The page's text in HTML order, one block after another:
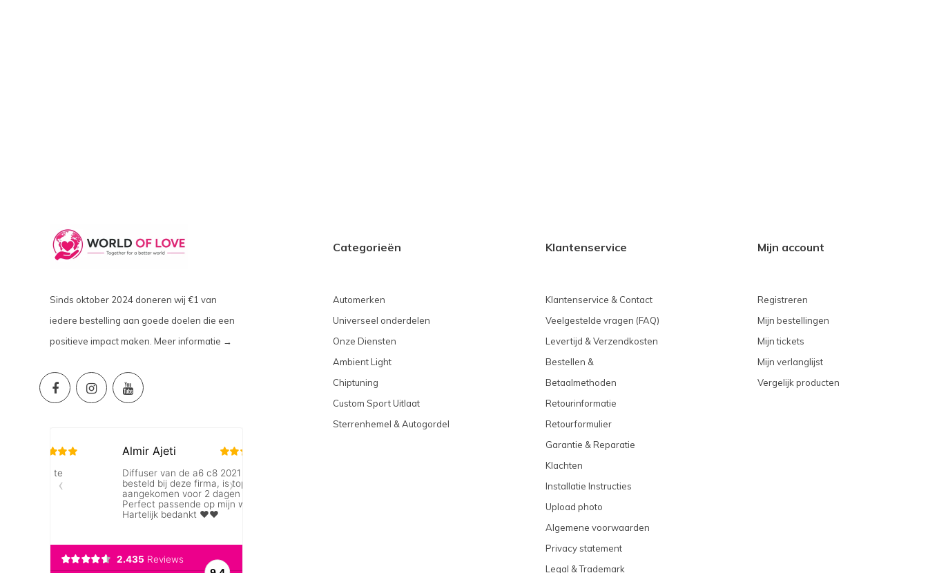
Sinds oktober 2024 doneren wij €1 van
iedere bestelling aan goede doelen die een
positieve impact maken. Meer informatie →
Categorieën
Automerken
Universeel onderdelen
Onze Diensten
Ambient Light
Chiptuning
Custom Sport Uitlaat
Sterrenhemel & Autogordel
Klantenservice
Klantenservice & Contact
Veelgestelde vragen (FAQ)
Levertijd & Verzendkosten
Bestellen &
Betaalmethoden
Retourinformatie
Retourformulier
Garantie & Reparatie
Klachten
Installatie Instructies
Upload photo
Algemene voorwaarden
Privacy statement
Legal & Trademark
Mijn account
Registreren
Mijn bestellingen
Mijn tickets
Mijn verlanglijst
Vergelijk producten